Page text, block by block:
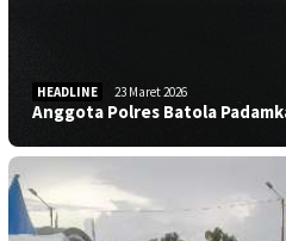
HEADLINE 23 Maret 2026
Anggota Polres Batola